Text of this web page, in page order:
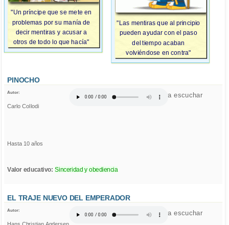
"Un príncipe que se mete en
problemas por su manía de
decir mentiras y acusar a
otros de todo lo que hacía"
"Las mentiras que al principio
pueden ayudar con el paso
del tiempo acaban
volviéndose en contra"
PINOCHO
Click para escuchar
Autor:
Carlo Collodi
Hasta 10 años
Valor educativo:Sinceridad y obediencia
EL TRAJE NUEVO DEL EMPERADOR
Click para escuchar
Autor: